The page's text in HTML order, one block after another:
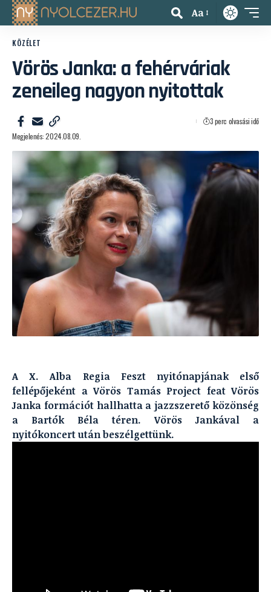
Aa
KÖZÉLET
Vörös Janka: a fehérváriak
zeneileg nagyon nyitottak
Megjelenés: 2024.08.09.
3 perc olvasási idő
A X. Alba Regia Feszt nyitónapjának első
fellépőjeként a Vörös Tamás Project feat Vörös
Janka formációt hallhatta a jazzszerető közönség
a Bartók Béla téren. Vörös Jankával a
nyitókoncert után beszélgettünk.